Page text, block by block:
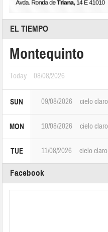
EL TIEMPO
Montequinto
Today 08/08/2026
SUN 09/08/2026 cielo claro
MON 10/08/2026 cielo claro
TUE 11/08/2026 cielo claro
Facebook